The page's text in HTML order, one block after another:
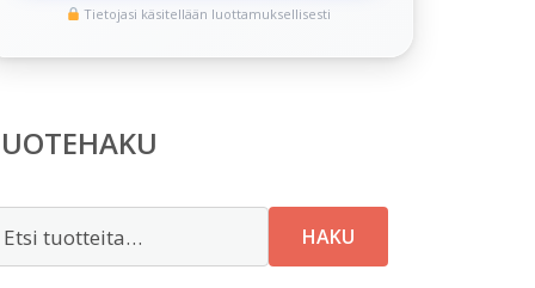
Tietojasi käsitellään luottamuksellisesti
HAKU